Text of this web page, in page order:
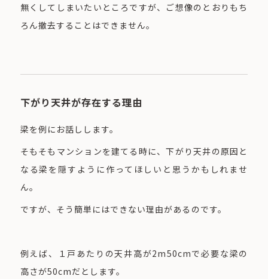
無くしてしまいたいところですが、ご想像のとおりもち
ろん撤去することはできません。
下がり天井が存在する理由
梁を例にお話しします。
そもそもマンションを建てる時に、下がり天井の原因と
なる梁を隠すように作ってほしいと思うかもしれませ
ん。
ですが、そう簡単にはできない理由があるのです。
例えば、１戸あたりの天井高が2m50cmで必要な梁の
高さが50cmだとします。